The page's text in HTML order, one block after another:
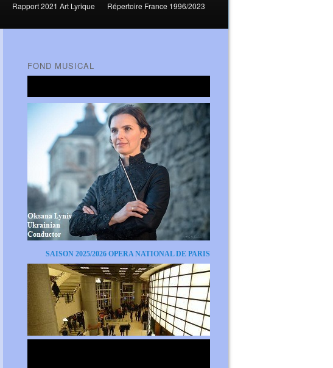
Rapport 2021 Art Lyrique
Répertoire France 1996/2023
FOND MUSICAL
SAISON 2025/2026 OPERA NATIONAL DE PARIS